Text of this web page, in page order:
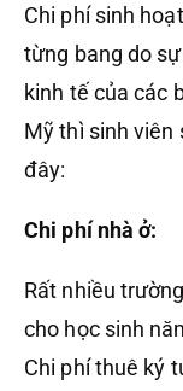
Chi phí sinh
từng bang do
kinh tế của các
Mỹ thì sinh viên
đây:
Chi phí nhà ở:
Rất nhiều
cho học sinh
Chi phí thuê ký